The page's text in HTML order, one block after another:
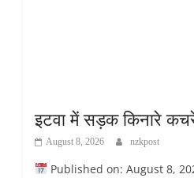
इटवा में सड़क किनारे
August 8, 2026 nzkpost
Published on: August 8, 2026